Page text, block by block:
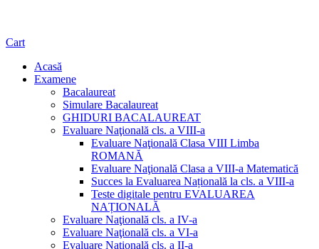
Cart
Acasă
Examene
Bacalaureat
Simulare Bacalaureat
GHIDURI BACALAUREAT
Evaluare Naţională cls. a VIII-a
Evaluare Naţională Clasa VIII Limba
ROMANĂ
Evaluare Naţională Clasa a VIII-a Matematică
Succes la Evaluarea Națională la cls. a VIII-a
Teste digitale pentru EVALUAREA
NAȚIONALĂ
Evaluare Naţională cls. a IV-a
Evaluare Naţională cls. a VI-a
Evaluare Naţională cls. a II-a